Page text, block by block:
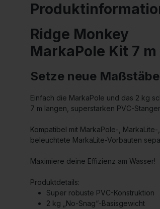
Ridge Monkey
MarkaPole Kit 7 m
Setze neue
Einfach die MarkaPole und das 2 kg
7 m langen, superstarken PVC-
Kompatibel mit MarkaPole-,
beleuchtete MarkaLite-Vorbauten
Maximiere deine Effizienz am Wasser!
Produktdetails:
Super robuste PVC-Konstruktion
2 kg „No-Snag“-Basisgewicht